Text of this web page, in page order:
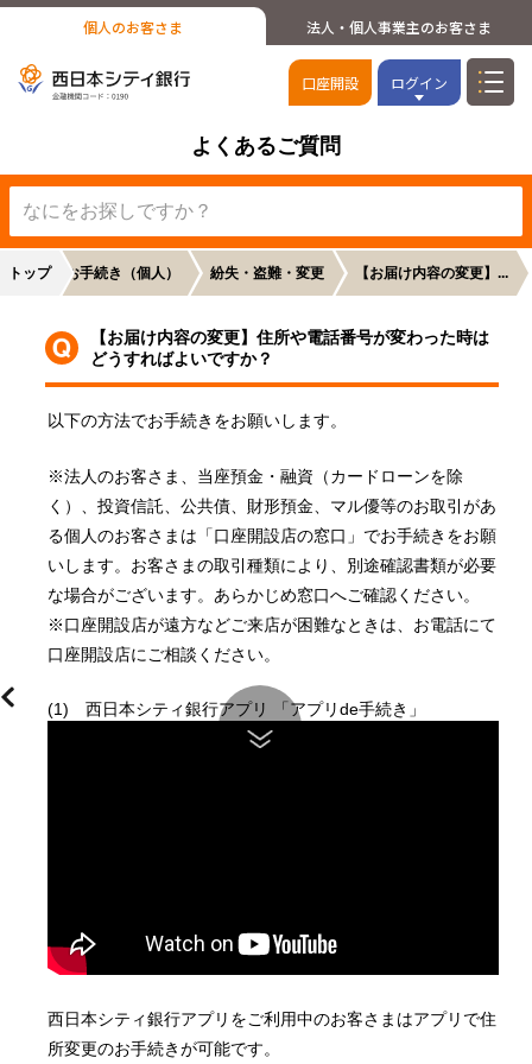
個人のお客さま 法人・個人事業主のお客さま
口座開設 ログイン
よくあるご質問
トップ各種お手続き（個人） 紛失・盗難・変更 【お届け内容の変更】...
【お届け内容の変更】住所や電話番号が変わった時は
どうすればよいですか？
以下の方法でお手続きをお願いします。
※法人のお客さま、当座預金・融資（カードローンを除
く）、投資信託、公共債、財形預金、マル優等のお取引があ
る個人のお客さまは「口座開設店の窓口」でお手続きをお願
いします。お客さまの取引種類により、別途確認書類が必要
な場合がございます。あらかじめ窓口へご確認ください。
※口座開設店が遠方などご来店が困難なときは、お電話にて
口座開設店にご相談ください。
(1)　西日本シティ銀行アプリ 「アプリde手続き」
西日本シティ銀行アプリをご利用中のお客さまはアプリで住
所変更のお手続きが可能です。